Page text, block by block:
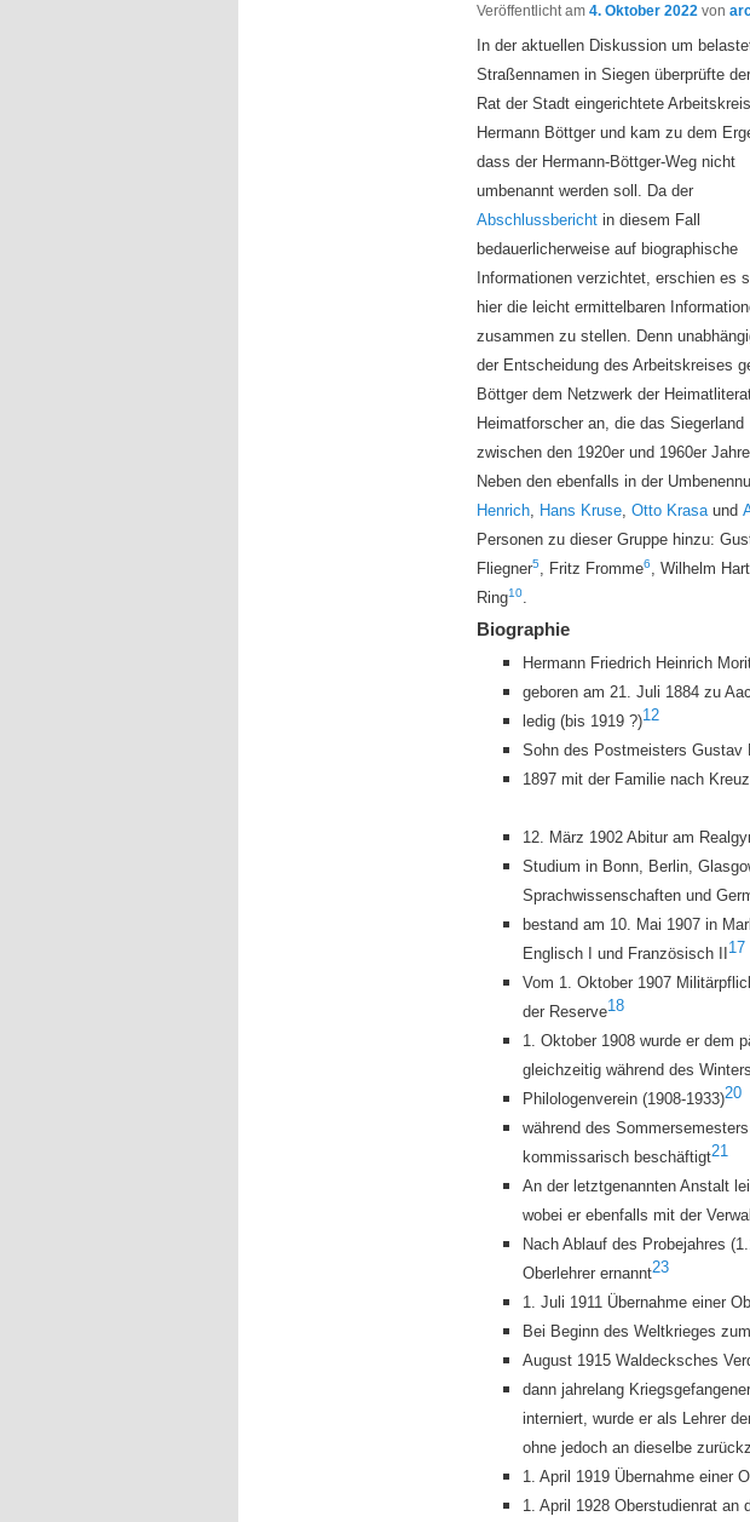
Veröffentlicht am4. Oktober 2022 von
In der aktuellen Diskussion um
Straßennamen in Siegen überprüfte
Rat der Stadt eingerichtete
Hermann Böttger und kam zu dem
dass der Hermann-Böttger-Weg nicht
umbenannt werden soll. Da der
Abschlussbericht in diesem Fall
bedauerlicherweise auf biographische
Informationen verzichtet, erschien es
hier die leicht ermittelbaren
zusammen zu stellen. Denn
der Entscheidung des Arbeitskreises
Böttger dem Netzwerk der
Heimatforscher an, die das Siegerland
zwischen den 1920er und 1960er
Neben den ebenfalls in der
Henrich, Hans Kruse,Otto Krasaund
Personen zu dieser Gruppe hinzu:
Fliegner5, Fritz Fromme6, Wilhelm
Ring10.
Biographie
Hermann Friedrich Heinrich
geboren am 21. Juli 1884 zu
ledig (bis 1919 ?)12
Sohn des Postmeisters Gustav
1897 mit der Familie nach
12. März 1902 Abitur am
Studium in Bonn, Berlin,
Sprachwissenschaften und
bestand am 10. Mai 1907 in
Englisch I und Französisch II 17
Vom 1. Oktober 1907
der Reserve18
1. Oktober 1908 wurde er dem
gleichzeitig während des
Philologenverein (1908-1933)20
während des
kommissarisch beschäftigt21
An der letztgenannten Anstalt
wobei er ebenfalls mit der
Nach Ablauf des Probejahres
Oberlehrer ernannt23
1. Juli 1911 Übernahme einer
Bei Beginn des Weltkrieges
August 1915 Waldecksches
dann jahrelang
interniert, wurde er als Lehrer
ohne jedoch an dieselbe
1. April 1919 Übernahme einer
1. April 1928 Oberstudienrat an